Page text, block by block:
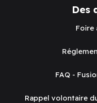
Des
Foire
FAQ -
Rappel volontaire